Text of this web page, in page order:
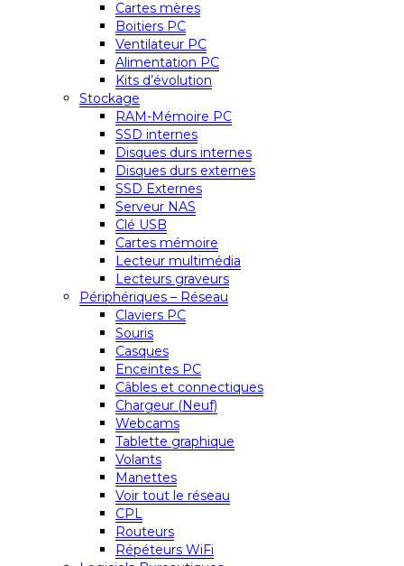
Cartes mères
Boitiers PC
Ventilateur PC
Alimentation PC
Kits d’évolution
Stockage
RAM-Mémoire PC
SSD internes
Disques durs internes
Disques durs externes
SSD Externes
Serveur NAS
Clé USB
Cartes mémoire
Lecteur multimédia
Lecteurs graveurs
Périphériques – Réseau
Claviers PC
Souris
Casques
Enceintes PC
Câbles et connectiques
Chargeur (Neuf)
Webcams
Tablette graphique
Volants
Manettes
Voir tout le réseau
CPL
Routeurs
Répéteurs WiFi